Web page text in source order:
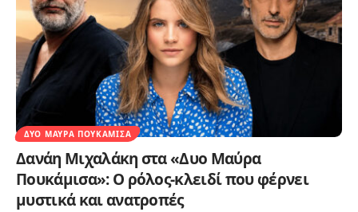
ΔΥΟ ΜΑΎΡΑ ΠΟΥΚΆΜΙΣΑ
Δανάη Μιχαλάκη στα «Δυο Μαύρα
Πουκάμισα»: Ο ρόλος-κλειδί που φέρνει
μυστικά και ανατροπές